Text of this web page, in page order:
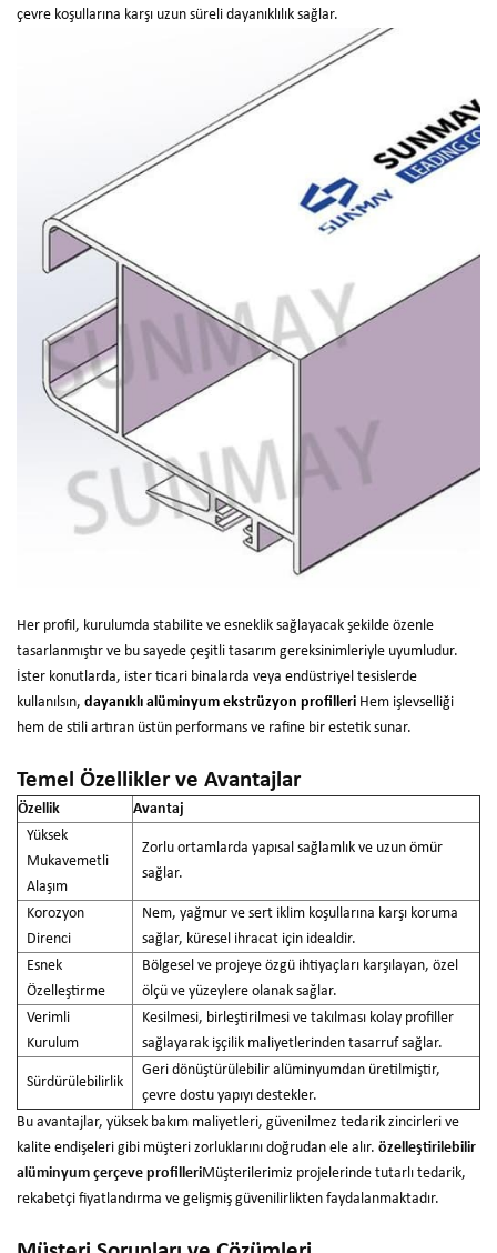
çevre koşullarına karşı uzun süreli dayanıklılık sağlar.
Her profil, kurulumda stabilite ve esneklik sağlayacak şekilde özenle
tasarlanmıştır ve bu sayede çeşitli tasarım gereksinimleriyle uyumludur.
İster konutlarda, ister ticari binalarda veya endüstriyel tesislerde
kullanılsın, dayanıklı alüminyum ekstrüzyon profilleri Hem işlevselliği
hem de stili artıran üstün performans ve rafine bir estetik sunar.
Temel Özellikler ve Avantajlar
Özellik
Avantaj
Yüksek
Mukavemetli
Alaşım
Zorlu ortamlarda yapısal sağlamlık ve uzun ömür
sağlar.
Korozyon
Direnci
Nem, yağmur ve sert iklim koşullarına karşı koruma
sağlar, küresel ihracat için idealdir.
Esnek
Özelleştirme
Bölgesel ve projeye özgü ihtiyaçları karşılayan, özel
ölçü ve yüzeylere olanak sağlar.
Verimli
Kurulum
Kesilmesi, birleştirilmesi ve takılması kolay profiller
sağlayarak işçilik maliyetlerinden tasarruf sağlar.
Sürdürülebilirlik
Geri dönüştürülebilir alüminyumdan üretilmiştir,
çevre dostu yapıyı destekler.
Bu avantajlar, yüksek bakım maliyetleri, güvenilmez tedarik zincirleri ve
kalite endişeleri gibi müşteri zorluklarını doğrudan ele alır. özelleştirilebilir
alüminyum çerçeve profilleriMüşterilerimiz projelerinde tutarlı tedarik,
rekabetçi fiyatlandırma ve gelişmiş güvenilirlikten faydalanmaktadır.